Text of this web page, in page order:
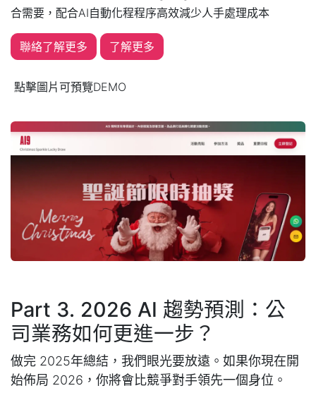
合需要，配合AI自動化程程序高效減少人手處理成本
聯絡了解更多 了解更多
點擊圖片可預覽DEMO
Part 3. 2026 AI 趨勢預測：公
司業務如何更進一步？
做完 2025年總結，我們眼光要放遠。如果你現在開
始佈局 2026，你將會比競爭對手領先一個身位。